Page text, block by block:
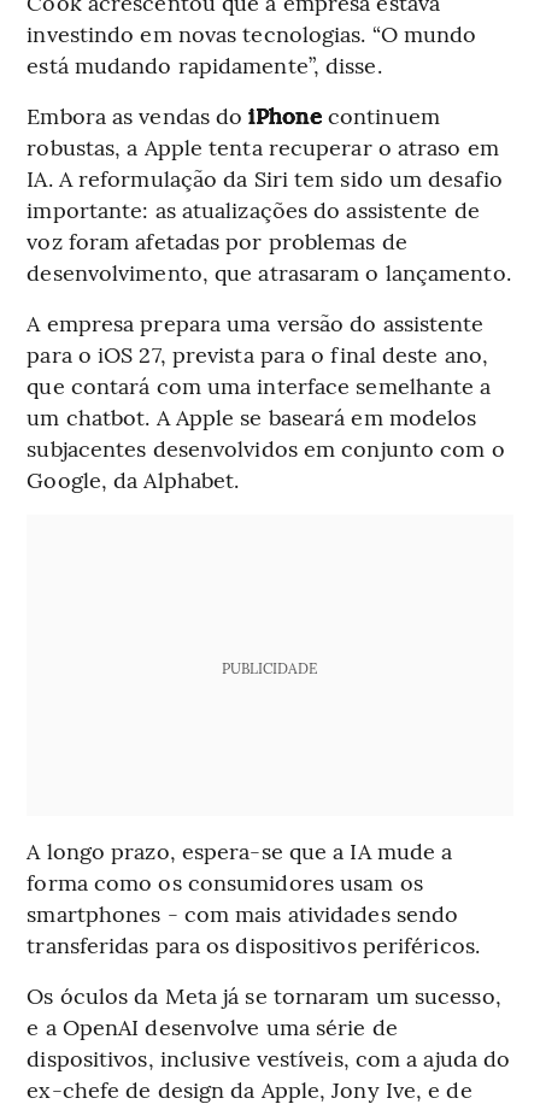
investindo em novas tecnologias. “O mundo
está mudando rapidamente”, disse.
Embora as vendas doiPhonecontinuem
robustas, a Apple tenta recuperar o atraso em
IA. A reformulação da Siri tem sido um desafio
importante: as atualizações do assistente de
voz foram afetadas por problemas de
desenvolvimento, que atrasaram o lançamento.
A empresa prepara uma versão do assistente
para o iOS 27, prevista para o final deste ano,
que contará com uma interface semelhante a
um chatbot. A Apple se baseará em modelos
subjacentes desenvolvidos em conjunto com o
Google, da Alphabet.
PUBLICIDADE
A longo prazo, espera-se que a IA mude a
forma como os consumidores usam os
smartphones - com mais atividades sendo
transferidas para os dispositivos periféricos.
Os óculos da Meta já se tornaram um sucesso,
e a OpenAI desenvolve uma série de
dispositivos, inclusive vestíveis, com a ajuda do
ex-chefe de design da Apple, Jony Ive, e de